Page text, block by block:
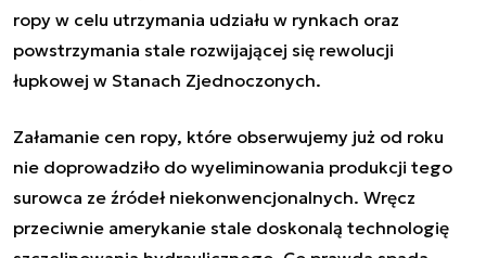
ropy w celu utrzymania udziału w rynkach oraz
powstrzymania stale rozwijającej się rewolucji
łupkowej w Stanach Zjednoczonych.
Załamanie cen ropy, które obserwujemy już od roku
nie doprowadziło do wyeliminowania produkcji tego
surowca ze źródeł niekonwencjonalnych. Wręcz
przeciwnie amerykanie stale doskonalą technologię